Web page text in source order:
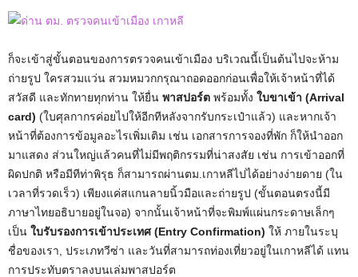
ก็จะเข้าสู่ขั้นตอนของการตรวจคนเข้าเมือง บริเวณนี้เป็นต้นไปจะห้าม
ถ่ายรูป ใครสวมแว่น สวมหมวกกรุณาถอดออกก่อนเพื่อให้เจ้าหน้าที่ได้
สวัสดี และทักทายทุกท่าน ให้ยื่น พาสปอร์ต พร้อมทั้ง ใบขาเข้า (Arrival
card) (ใบศุลกากรค่อยไปให้อีกทีหลังจากรับกระเป๋าแล้ว) และหากเจ้า
หน้าที่ต้องการข้อมูลอะไรเพิ่มเติม เช่น เอกสารการจองที่พัก ก็ให้นำออก
มาแสดง ส่วนใหญ่แล้วคนที่ไม่มีพฤติกรรมที่น่าสงสัย เช่น การเข้าออกที่
ผิดปกติ หรือมีทีท่าพิรุธ ก็สามารถผ่านตม.เกาหลีไปได้อย่างง่ายดาย (ใน
เวลาที่รวดเร็ว) เพียงแค่สแกนลายนิ้วมือและถ่ายรูป (ขั้นตอนตรงนี้มี
ภาษาไทยอธิบายอยู่ในจอ) จากนั้นเจ้าหน้าที่จะพิมพ์แผ่นกระดาษเล็กๆ
เป็น ใบรับรองการเข้าประเทศ (Entry Confirmation) ให้ ภายในระบุ
ชื่อของเรา, ประเภทวีซ่า และวันที่สามารถท่องเที่ยวอยู่ในเกาหลีได้ แทน
การประทับตราลงบนเล่มพาสปอร์ต